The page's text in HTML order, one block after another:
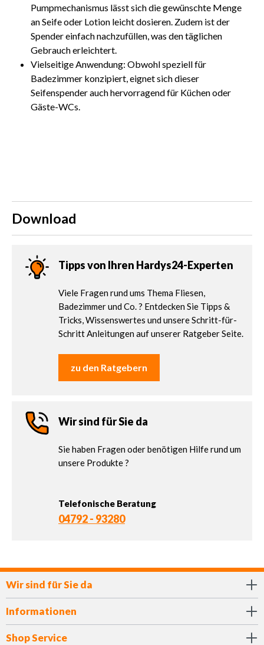
Pumpmechanismus lässt sich die gewünschte Menge
an Seife oder Lotion leicht dosieren. Zudem ist der
Spender einfach nachzufüllen, was den täglichen
Gebrauch erleichtert.
Vielseitige Anwendung: Obwohl speziell für
Badezimmer konzipiert, eignet sich dieser
Seifenspender auch hervorragend für Küchen oder
Gäste-WCs.
Download
Tipps von Ihren Hardys24-Experten
Viele Fragen rund ums Thema Fliesen,
Badezimmer und Co. ? Entdecken Sie Tipps &
Tricks, Wissenswertes und unsere Schritt-für-
Schritt Anleitungen auf unserer Ratgeber Seite.
zu den Ratgebern
Wir sind für Sie da
Sie haben Fragen oder benötigen Hilfe rund um
unsere Produkte ?
Telefonische Beratung
04792 - 93280
Wir sind für Sie da
Informationen
Shop Service